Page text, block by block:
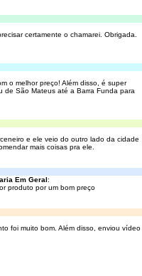
certamente o chamarei. Obrigada.
o melhor preço! Além disso, é super
de São Mateus até a Barra Funda para
e ele veio do outro lado da cidade
mais coisas pra ele.
Em Geral:
produto por um bom preço
foi muito bom. Além disso, enviou vídeo